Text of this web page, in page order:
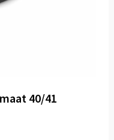
40/41